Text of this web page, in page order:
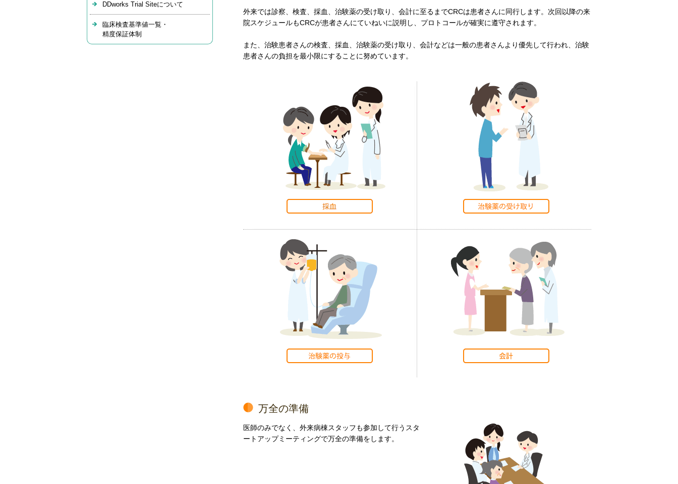
DDworks Trial Siteについて
臨床検査基準値一覧・
精度保証体制
外来では診察、検査、採血、治験薬の受け取り、会計に至るまでCRCは患者さんに同行します。次回以降の来
院スケジュールもCRCが患者さんにていねいに説明し、プロトコールが確実に遵守されます。
また、治験患者さんの検査、採血、治験薬の受け取り、会計などは一般の患者さんより優先して行われ、治験
患者さんの負担を最小限にすることに努めています。
万全の準備
医師のみでなく、外来病棟スタッフも参加して行うスタ
ートアップミーティングで万全の準備をします。